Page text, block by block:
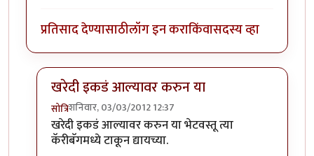
प्रतिसाद देण्यासाठीलॉग इन कराकिंवासदस्य व्हा
खरेदी इकडं आल्यावर करुन या
सोत्रिशनिवार, 03/03/2012 12:37
In reply toमस्स्त लिहिलंयस. अशा प्रसंगात
खरेदी इकडं आल्यावर करुन या भेटवस्तू त्या
कॅरीबॅगमध्ये टाकून द्यायच्या.